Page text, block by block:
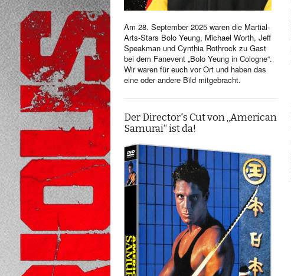
Am 28. September 2025 waren die Martial-
Arts-Stars Bolo Yeung, Michael Worth, Jeff
Speakman und Cynthia Rothrock zu Gast
bei dem Fanevent „Bolo Yeung in Cologne“.
Wir waren für euch vor Ort und haben das
eine oder andere Bild mitgebracht.
Der Director's Cut von „American
Samurai“ ist da!